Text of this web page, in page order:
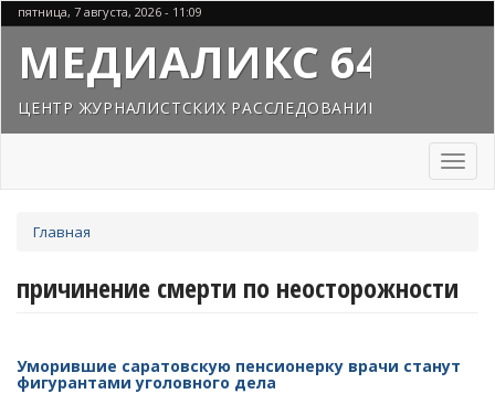
Перейти
к
основному
содержанию
пятница, 7 августа, 2026 - 11:09
МЕДИАЛИКС 64
ЦЕНТР ЖУРНАЛИСТСКИХ РАССЛЕДОВАНИЙ
Toggle
здесь
Главная
причинение смерти по неосторожности
Уморившие саратовскую пенсионерку врачи станут
фигурантами уголовного дела